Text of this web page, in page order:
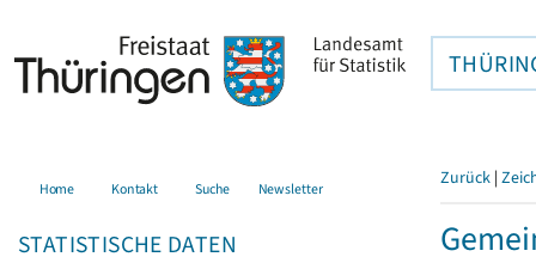
Home Kontakt Suche Newsletter
STATISTISCHE DATEN
Zurück |